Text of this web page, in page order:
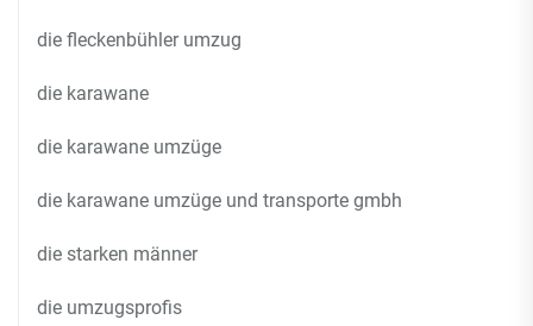
die fleckenbühler umzug
die karawane
die karawane umzüge
die karawane umzüge und transporte gmbh
die starken männer
die umzugsprofis